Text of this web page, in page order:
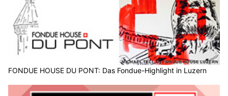
FONDUE HOUSE DU PONT: Das Fondue-Highlight in Luzern